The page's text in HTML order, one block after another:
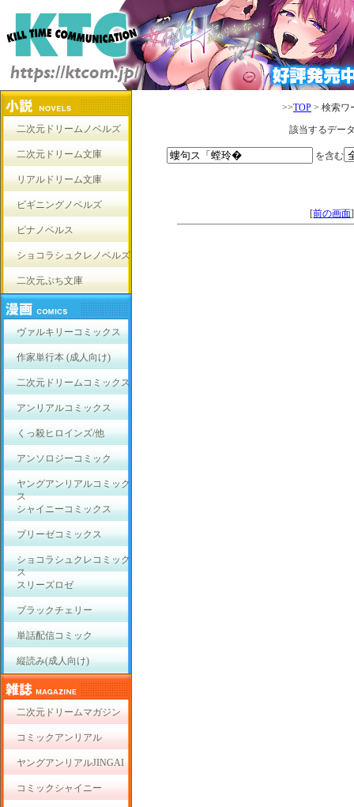
二次元ドリームノベルズ
二次元ドリーム文庫
リアルドリーム文庫
ビギニングノベルズ
ピナノベルス
ショコラシュクレノベルズ
二次元ぷち文庫
ヴァルキリーコミックス
作家単行本 (成人向け)
二次元ドリームコミックス
アンリアルコミックス
くっ殺ヒロインズ/他
アンソロジーコミック
ヤングアンリアルコミック
ス
シャイニーコミックス
ブリーゼコミックス
ショコラシュクレコミック
ス
スリーズロゼ
ブラックチェリー
単話配信コミック
縦読み(成人向け)
二次元ドリームマガジン
コミックアンリアル
ヤングアンリアルJINGAI
コミックシャイニー
>>TOP > 検索ワ
該当するデー
を含む
[前の画面